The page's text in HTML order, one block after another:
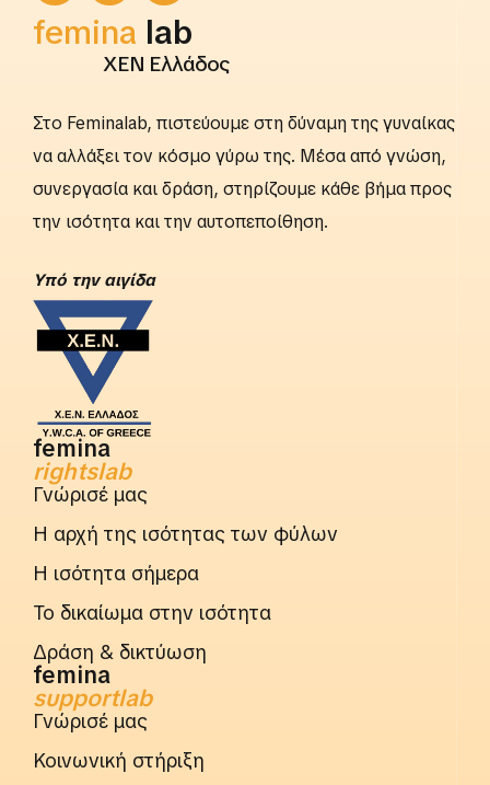
femina rightslab
ΧΕΝ Ελλάδος
Στο Feminalab, πιστεύουμε στη δύναμη της γυναίκας
να αλλάξει τον κόσμο γύρω της. Μέσα από γνώση,
συνεργασία και δράση, στηρίζουμε κάθε βήμα προς
την ισότητα και την αυτοπεποίθηση.
Yπό την αιγίδα
femina
rightslab
Γνώρισέ μας
Η αρχή της ισότητας των φύλων
Η ισότητα σήμερα
Το δικαίωμα στην ισότητα
Δράση & δικτύωση
femina
supportlab
Γνώρισέ μας
Κοινωνική στήριξη